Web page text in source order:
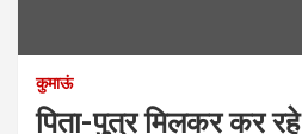
कुमाऊं
पिता-पुत्र मिलकर कर